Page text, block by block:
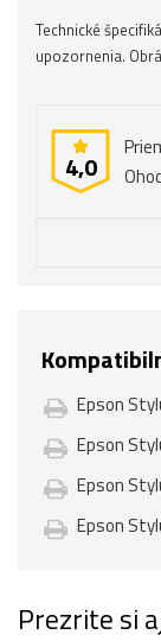
Technické
upozornenia.
4,0
Epson
Epson
Epson
Epson
Prezrite si